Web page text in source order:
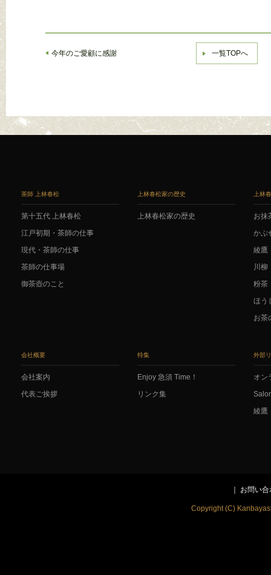
一覧TOPへ
今年のご愛顧に感謝
茶師 上林春松
第十五代 上林春松
江戸初期・茶師の仕事
現代・茶師の仕事
茶師の仕事場
御茶壺のこと
上林春松家の歴史
上林春松家の歴史
上林
お抹
かぶ
綾鷹
川柳
粉茶
ほう
お茶
会社概要
会社案内
代表ご挨拶
特集
Enjoy 急須 Time！
リンク集
外部
オン
綾鷹
お問い合
Copyright (C)